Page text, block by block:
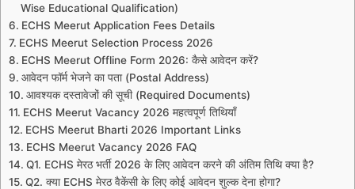
Wise Educational Qualification)
ECHS Meerut Application Fees Details
ECHS Meerut Selection Process 2026
ECHS Meerut Offline Form 2026: कैसे आवेदन करें?
आवेदन फॉर्म भेजने का पता (Postal Address)
आवश्यक दस्तावेजों की सूची (Required Documents)
ECHS Meerut Vacancy 2026 महत्वपूर्ण तिथियाँ
ECHS Meerut Bharti 2026 Important Links
ECHS Meerut Vacancy 2026 FAQ
Q1. ECHS मेरठ भर्ती 2026 के लिए आवेदन करने की अंतिम तिथि क्या है?
Q2. क्या ECHS मेरठ वैकेंसी के लिए कोई आवेदन शुल्क देना होगा?